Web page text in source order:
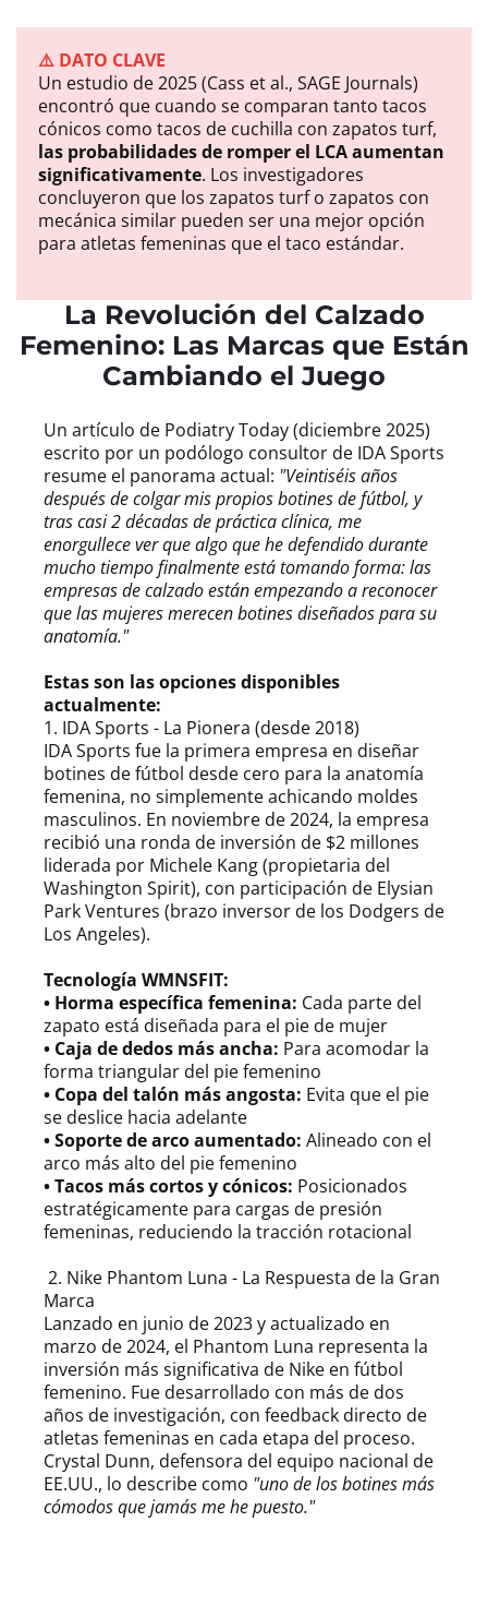
⚠️ DATO CLAVE
Un estudio de 2025 (Cass et al., SAGE Journals)
encontró que cuando se comparan tanto tacos
cónicos como tacos de cuchilla con zapatos turf,
las probabilidades de romper el LCA aumentan
significativamente. Los investigadores
concluyeron que los zapatos turf o zapatos con
mecánica similar pueden ser una mejor opción
para atletas femeninas que el taco estándar.
La Revolución del Calzado
Femenino: Las Marcas que Están
Cambiando el Juego
Un artículo de Podiatry Today (diciembre 2025)
escrito por un podólogo consultor de IDA Sports
resume el panorama actual: "Veintiséis años
después de colgar mis propios botines de fútbol, y
tras casi 2 décadas de práctica clínica, me
enorgullece ver que algo que he defendido durante
mucho tiempo finalmente está tomando forma: las
empresas de calzado están empezando a reconocer
que las mujeres merecen botines diseñados para su
anatomía."
Estas son las opciones disponibles
actualmente:
1. IDA Sports - La Pionera (desde 2018)
IDA Sports fue la primera empresa en diseñar
botines de fútbol desde cero para la anatomía
femenina, no simplemente achicando moldes
masculinos. En noviembre de 2024, la empresa
recibió una ronda de inversión de $2 millones
liderada por Michele Kang (propietaria del
Washington Spirit), con participación de Elysian
Park Ventures (brazo inversor de los Dodgers de
Los Angeles).
Tecnología WMNSFIT:
• Horma específica femenina: Cada parte del
zapato está diseñada para el pie de mujer
• Caja de dedos más ancha: Para acomodar la
forma triangular del pie femenino
• Copa del talón más angosta: Evita que el pie
se deslice hacia adelante
• Soporte de arco aumentado: Alineado con el
arco más alto del pie femenino
• Tacos más cortos y cónicos: Posicionados
estratégicamente para cargas de presión
femeninas, reduciendo la tracción rotacional
2. Nike Phantom Luna - La Respuesta de la Gran
Marca
Lanzado en junio de 2023 y actualizado en
marzo de 2024, el Phantom Luna representa la
inversión más significativa de Nike en fútbol
femenino. Fue desarrollado con más de dos
años de investigación, con feedback directo de
atletas femeninas en cada etapa del proceso.
Crystal Dunn, defensora del equipo nacional de
EE.UU., lo describe como "uno de los botines más
cómodos que jamás me he puesto."